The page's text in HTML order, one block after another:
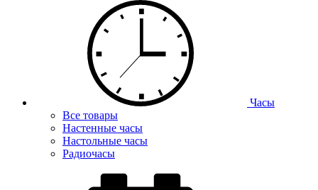
Часы
Все товары
Настенные часы
Настольные часы
Радиочасы